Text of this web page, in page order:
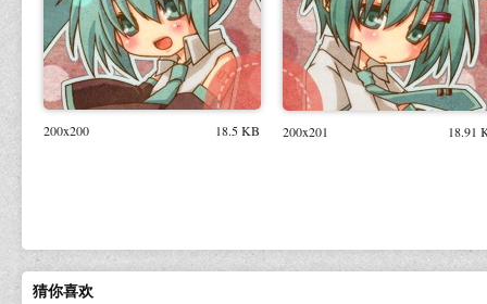
200x200 18.5 KB 200x201 18.91
猜你喜欢